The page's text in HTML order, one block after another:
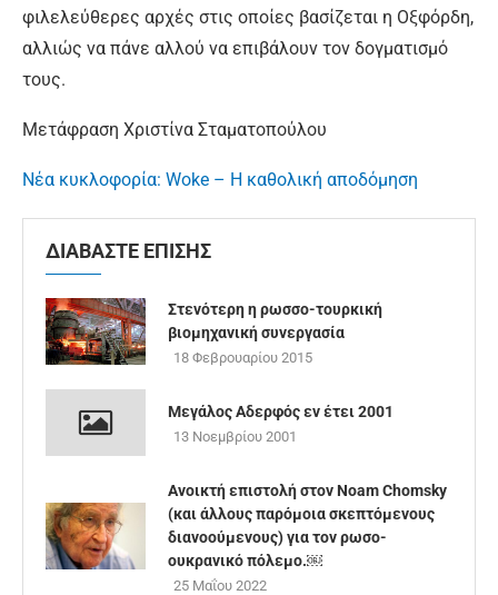
φιλελεύθερες αρχές στις οποίες βασίζεται η Οξφόρδη,
αλλιώς να πάνε αλλού να επιβάλουν τον δογματισμό
τους.
Μετάφραση Χριστίνα Σταματοπούλου
Νέα κυκλοφορία: Woke – Η καθολική αποδόμηση
ΔΙΑΒΑΣΤΕ ΕΠΙΣΗΣ
Στενότερη η ρωσσο-τουρκική
βιομηχανική συνεργασία
18 Φεβρουαρίου 2015
Μεγάλος Αδερφός εν έτει 2001
13 Νοεμβρίου 2001
Ανοικτή επιστολή στον Noam Chomsky
(και άλλους παρόμοια σκεπτόμενους
διανοούμενους) για τον ρωσο-
ουκρανικό πόλεμο.￼
25 Μαΐου 2022